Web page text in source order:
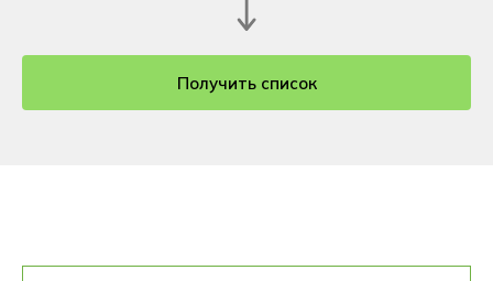
Получить список